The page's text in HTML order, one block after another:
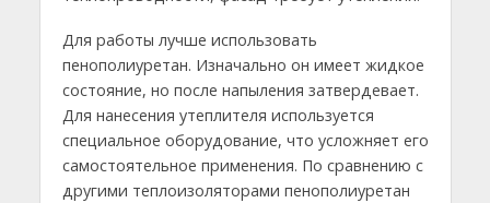
Для работы лучше использовать
пенополиуретан. Изначально он имеет жидкое
состояние, но после напыления затвердевает.
Для нанесения утеплителя используется
специальное оборудование, что усложняет его
самостоятельное применения. По сравнению с
другими теплоизоляторами пенополиуретан